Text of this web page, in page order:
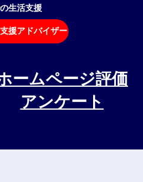
生活支援
援アドバイザー
ームページ評価
アンケート